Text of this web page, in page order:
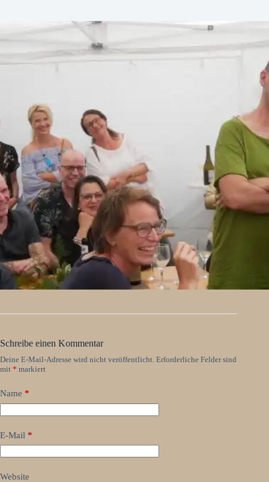
Schreibe einen Kommentar
Deine E-Mail-Adresse wird nicht veröffentlicht. Erforderliche Felder sind
mit * markiert
Name *
E-Mail *
Website